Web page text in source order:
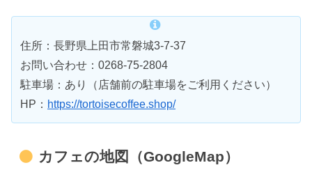
住所：長野県上田市常磐城3-7-37
お問い合わせ：0268-75-2804
駐車場：あり（店舗前の駐車場をご利用ください）
HP： https://tortoisecoffee.shop/
カフェの地図（GoogleMap）